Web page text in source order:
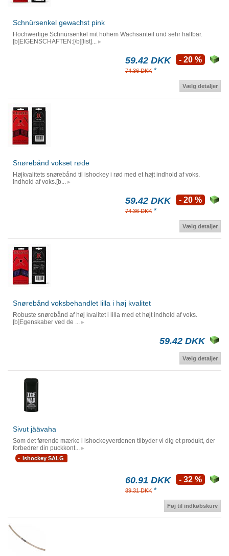
Schnürsenkel gewachst pink
Hochwertige Schnürsenkel mit hohem Wachsanteil und sehr haltbar.
[b]EIGENSCHAFTEN:[/b][list]...
59.42 DKK
74.36 DKK *
- 20 %
Vælg detaljer
Snørebånd vokset røde
Højkvalitets snørebånd til ishockey i rød med et højt indhold af voks.
Indhold af voks.[b...
59.42 DKK
74.36 DKK *
- 20 %
Vælg detaljer
Snørebånd voksbehandlet lilla i høj kvalitet
Robuste snørebånd af høj kvalitet i lilla med et højt indhold af voks.
[b]Egenskaber ved de ...
59.42 DKK
Vælg detaljer
Sivut jäävaha
Som det førende mærke i ishockeyverdenen tilbyder vi dig et produkt, der
forbedrer din puckkont...
Ishockey SALG
60.91 DKK
89.31 DKK *
- 32 %
Føj til indkøbskurv